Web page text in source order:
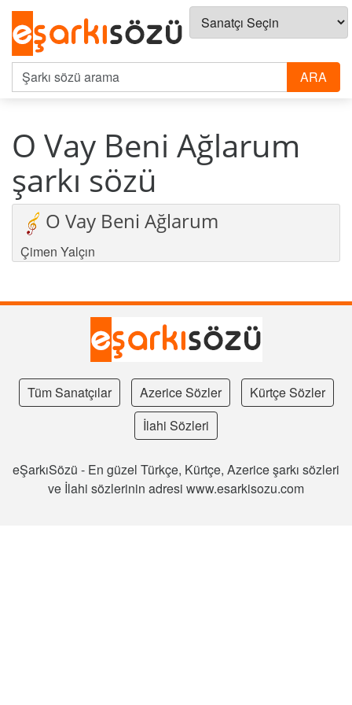
O Vay Beni Ağlarum
şarkı sözü
O Vay Beni Ağlarum
Çimen Yalçın
Tüm Sanatçılar Azerice Sözler
Kürtçe Sözler
İlahi Sözleri
eŞarkıSözü - En güzel Türkçe, Kürtçe, Azerice şarkı sözleri
ve İlahi sözlerinin adresi www.esarkisozu.com